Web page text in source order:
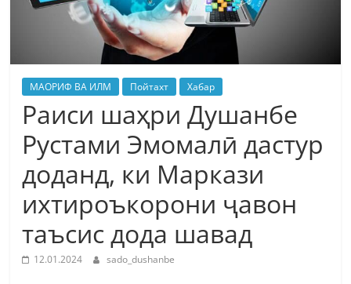
МАОРИФ ВА ИЛМ Пойтахт Хабар
Раиси шаҳри Душанбе
Рустами Эмомалӣ дастур
доданд, ки Маркази
ихтироъкорони ҷавон
таъсис дода шавад
12.01.2024 sado_dushanbe